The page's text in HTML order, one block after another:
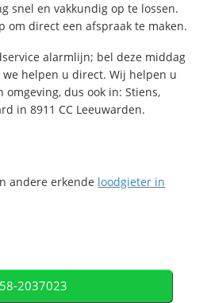
snel en vakkundig op te lossen.
om direct een afspraak te maken.
alarmlijn; bel deze middag
we helpen u direct. Wij helpen u
omgeving, dus ook in: Stiens,
in 8911 CC Leeuwarden.
andere erkende loodgieter in
2037023